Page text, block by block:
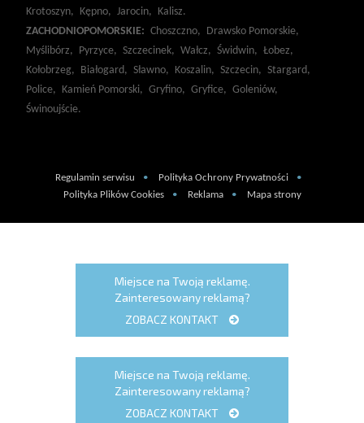
Krotoszyn, Kępno, Jarocin, Kalisz.
ZACHODNIOPOMORSKIE: Choszczno, Drawsko Pomorskie,
Myślibórz, Pyrzyce, Szczecinek, Wałcz, Świdwin, Łobez,
Kołobrzeg, Białogard, Sławno, Koszalin, Szczecin, Stargard,
Police, Kamień Pomorski, Gryfino, Gryfice, Goleniów,
Świnoujście.
Regulamin serwisu
Polityka Ochrony Prywatności
Polityka Plików Cookies
Reklama Mapa strony
Miejsce na Twoją reklamę.
Zainteresowany reklamą?
ZOBACZ KONTAKT
Miejsce na Twoją reklamę.
Zainteresowany reklamą?
ZOBACZ KONTAKT